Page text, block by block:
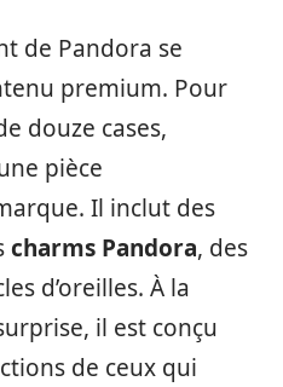
de Pandora se
premium. Pour
douze cases,
pièce
Il inclut des
charms Pandora, des
d’oreilles. À la
il est conçu
de ceux qui